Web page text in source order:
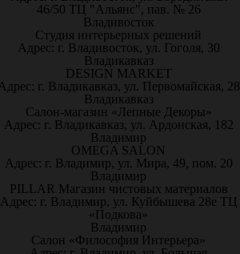
46/50 ТЦ "Альянс", пав. № 26
Владивосток
Студия интерьерных решений
Адрес: г. Владивосток, ул. Гоголя, 30
Владикавказ
DESIGN MARKET
г. Владикавказ, ул. Первомайская, 28
Владикавказ
Салон-магазин «Лепные Декоры»
Адрес: г. Владикавказ, ул. Ардонская, 182
Владимир
OMEGA SALON
Адрес: г. Владимир, ул. Мира, 49, пом. 20
Владимир
PILLAR Магазин чистовых материалов
Адрес: г. Владимир, ул. Куйбышева 28е ТЦ
«Подкова»
Владимир
Салон «Философия Интерьера»